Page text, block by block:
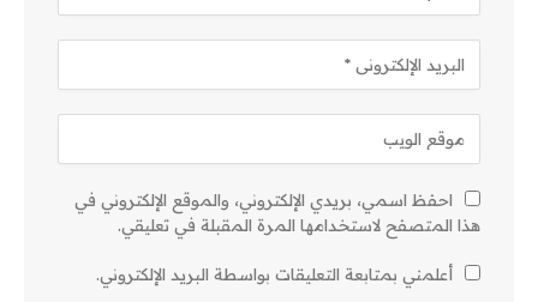
احفظ اسمي، بريدي الإلكتروني، والموقع الإلكتروني في
هذا المتصفح لاستخدامها المرة المقبلة في تعليقي.
أعلمني بمتابعة التعليقات بواسطة البريد الإلكتروني.